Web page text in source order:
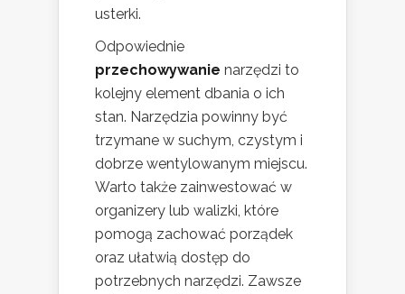
usterki.
Odpowiednie
przechowywanie narzędzi to
kolejny element dbania o ich
stan. Narzędzia powinny być
trzymane w suchym, czystym i
dobrze wentylowanym miejscu.
Warto także zainwestować w
organizery lub walizki, które
pomogą zachować porządek
oraz ułatwią dostęp do
potrzebnych narzędzi. Zawsze